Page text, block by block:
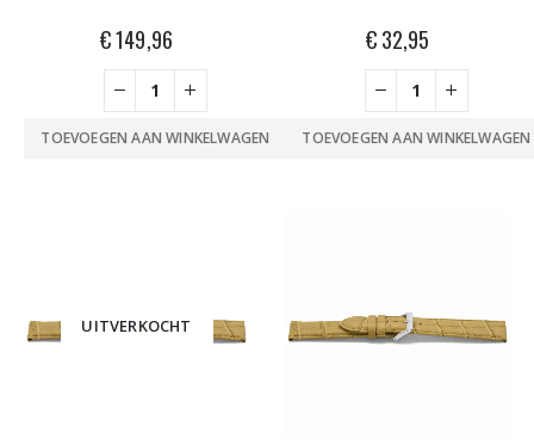
€149,96
TOEVOEGEN AAN WINKELWAGEN
€32,95
TOEVOEGEN AAN WINKELWAGEN
UITVERKOCHT